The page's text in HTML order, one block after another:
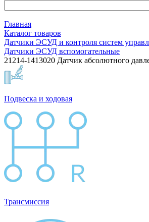
Главная
Каталог товаров
Датчики ЭСУД и контроля систем
Датчики ЭСУД вспомогательные
21214-1413020 Датчик абсолютного
Подвеска и ходовая
Трансмиссия